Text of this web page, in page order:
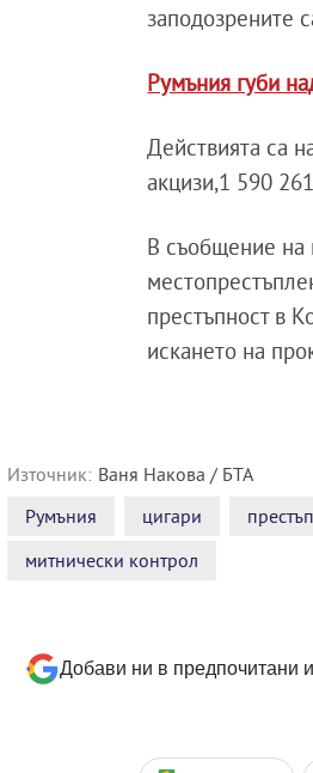
заподозрените
Румъния губи
Действията са
акцизи,1 590
В съобщение на
престъпност в
искането на
Източник: Ваня Накова / БТА
Румъния
цигари
митнически контрол
Добави ни в предпочитани